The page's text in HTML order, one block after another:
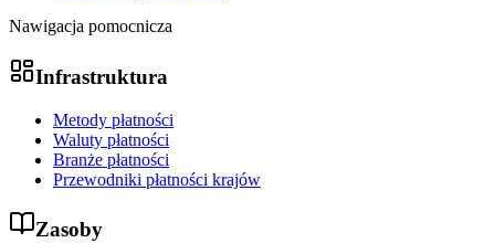
Nawigacja pomocnicza
Infrastruktura
Metody płatności
Waluty płatności
Branże płatności
Przewodniki płatności krajów
Zasoby